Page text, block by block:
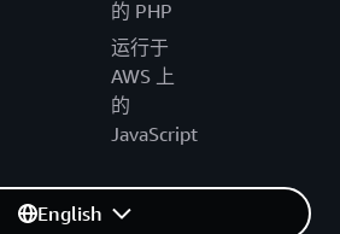
的 PHP
运行于
AWS 上
的
JavaScript
English